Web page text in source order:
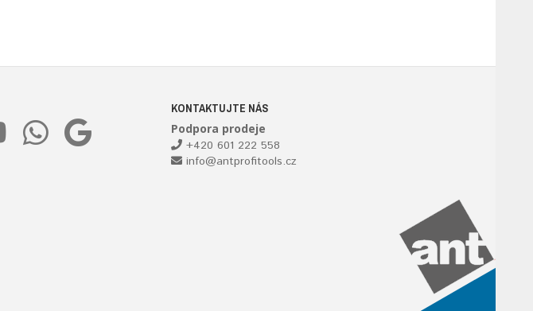
KONTAKTUJTE NÁS
Podpora prodeje
+420 601 222 558
info@antprofitools.cz